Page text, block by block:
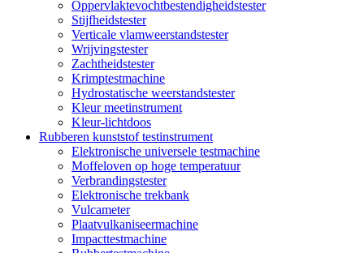
Oppervlaktevochtbestendigheidstester
Stijfheidstester
Verticale vlamweerstandstester
Wrijvingstester
Zachtheidstester
Krimptestmachine
Hydrostatische weerstandstester
Kleur meetinstrument
Kleur-lichtdoos
Rubberen kunststof testinstrument
Elektronische universele testmachine
Moffeloven op hoge temperatuur
Verbrandingstester
Elektronische trekbank
Vulcameter
Plaatvulkaniseermachine
Impacttestmachine